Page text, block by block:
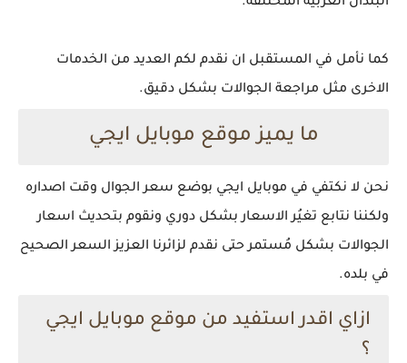
كما نأمل في المستقبل ان نقدم لكم العديد من الخدمات
الاخرى مثل مراجعة الجوالات بشكل دقيق.
ما يميز موقع موبايل ايجي
نحن لا نكتفي في موبايل ايجي بوضع سعر الجوال وقت اصداره
ولكننا نتابع تغيُر الاسعار بشكل دوري ونقوم بتحديث اسعار
الجوالات بشكل مُستمر حتى نقدم لزائرنا العزيز السعر الصحيح
في بلده.
ازاي اقدر استفيد من موقع موبايل ايجي
؟